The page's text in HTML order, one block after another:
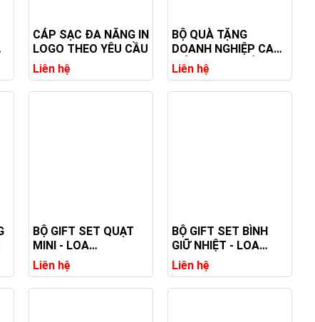
CÁP SẠC ĐA NĂNG IN
LOGO THEO YÊU CẦU
Liên hệ
BỘ QUÀ TẶNG
DOANH NGHIỆP CAO
CẤP - QUẠT GẤP
GỌN, QUẠT CẦM TAY,
PIN DỰ PHÒNG IN
Liên hệ
BỘ GIFT SET QUẠT
MINI - LOA
BLUETOOTH IN LOGO
Liên hệ
BỘ GIFT SET BÌNH
GIỮ NHIỆT - LOA
BLUETOOTH IN LOGO
CAO CẤP
Liên hệ